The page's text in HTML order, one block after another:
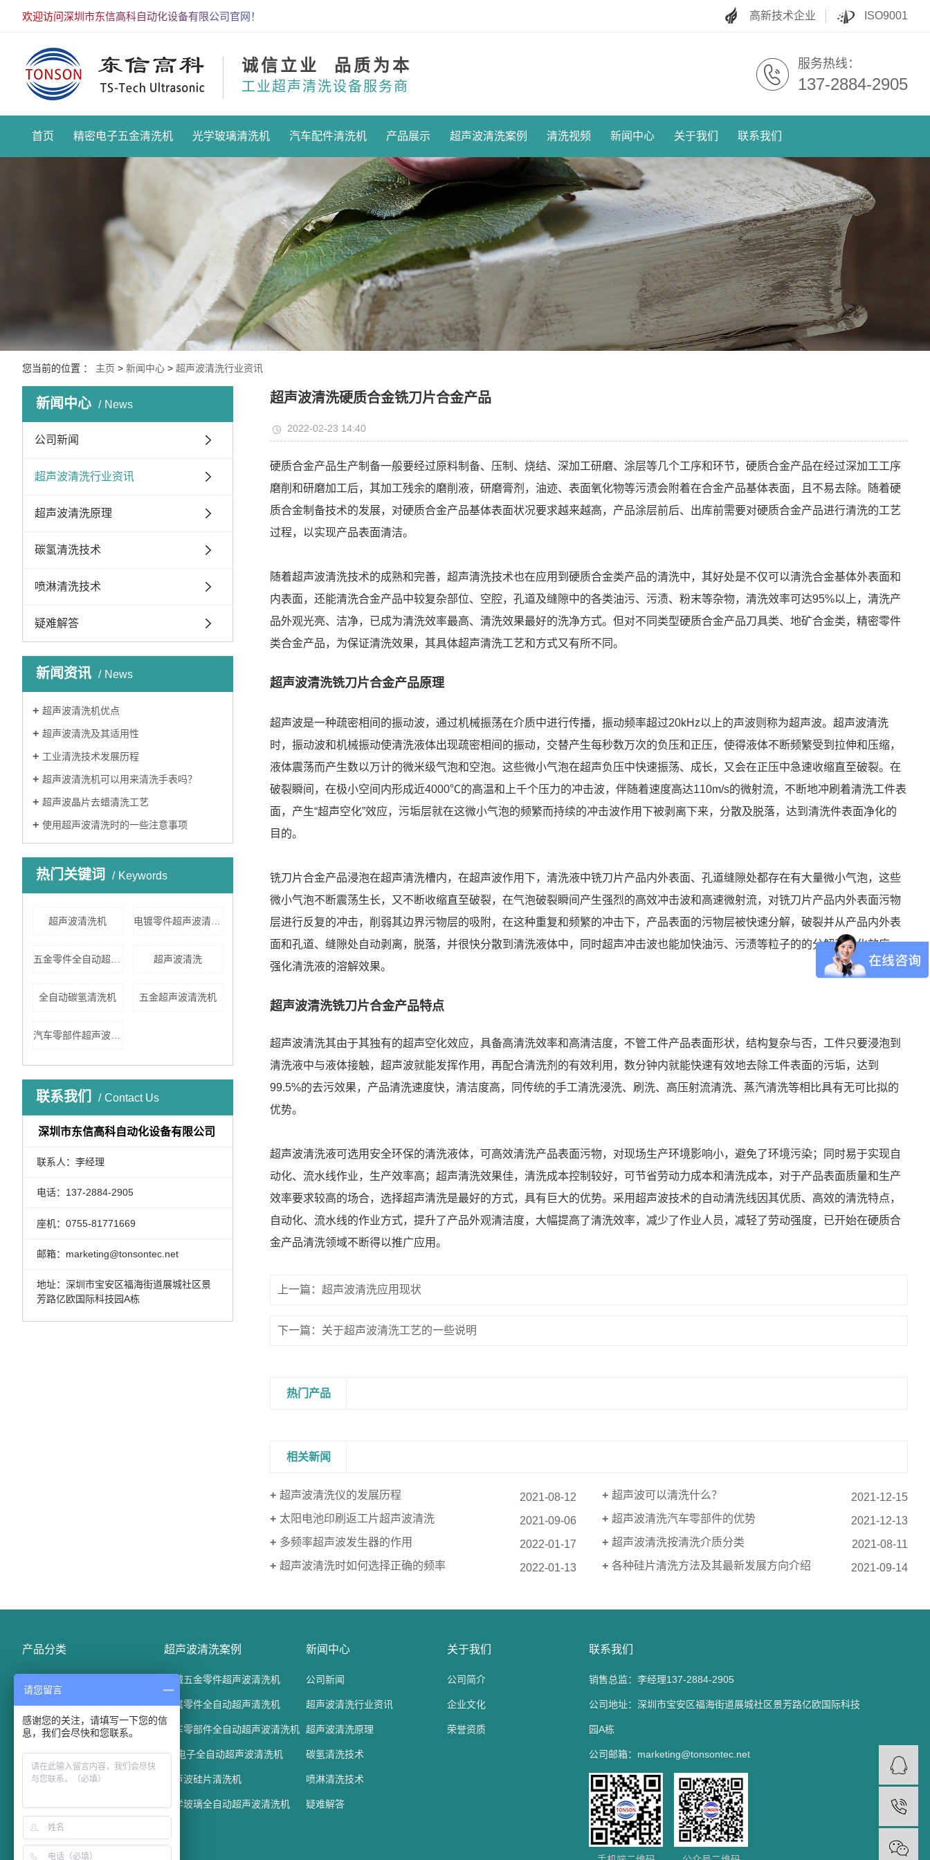
欢迎访问深圳市东信高科自动化设备有限公司官网！ 高新技术企业 ISO9001
诚信立业 品质为本
工业超声清洗设备服务商
服务热线：
137-2884-2905
首页 精密电子五金清洗机 光学玻璃清洗机 汽车配件清洗机 产品展示 超声波清洗案例 清洗视频 新闻中心 关于我们 联系我们
您当前的位置 ： 主页 > 新闻中心 > 超声波清洗行业资讯
新闻中心 News
公司新闻
超声波清洗行业资讯
超声波清洗原理
碳氢清洗技术
喷淋清洗技术
疑难解答
新闻资讯 News
超声波清洗机优点
超声波清洗及其适用性
工业清洗技术发展历程
超声波清洗机可以用来清洗手表吗？
超声波晶片去蜡清洗工艺
使用超声波清洗时的一些注意事项
热门关键词 Keywords
超声波清洗机 电镀零件超声波清洗机
超声波清洗
全自动碳氢清洗机 五金超声波清洗机
联系我们 Contact Us
深圳市东信高科自动化设备有限公司
联系人：李经理
电话：137-2884-2905
座机：0755-81771669
邮箱：marketing@tonsontec.net
地址：深圳市宝安区福海街道展城社区景
芳路亿欧国际科技园A栋
超声波清洗硬质合金铣刀片合金产品
2022-02-23 14:40
硬质合金产品生产制备一般要经过原料制备、压制、烧结、深加工研磨、涂层等几个工序和环节，硬质合金产品在经过深加工工序
磨削和研磨加工后，其加工残余的磨削液，研磨膏剂，油迹、表面氧化物等污渍会附着在合金产品基体表面，且不易去除。随着硬
质合金制备技术的发展，对硬质合金产品基体表面状况要求越来越高，产品涂层前后、出库前需要对硬质合金产品进行清洗的工艺
过程，以实现产品表面清洁。
随着超声波清洗技术的成熟和完善，超声清洗技术也在应用到硬质合金类产品的清洗中，其好处是不仅可以清洗合金基体外表面和
内表面，还能清洗合金产品中较复杂部位、空腔，孔道及缝隙中的各类油污、污渍、粉末等杂物，清洗效率可达95%以上，清洗产
品外观光亮、洁净，已成为清洗效率最高、清洗效果最好的洗净方式。但对不同类型硬质合金产品刀具类、地矿合金类，精密零件
类合金产品，为保证清洗效果，其具体超声清洗工艺和方式又有所不同。
超声波清洗铣刀片合金产品原理
超声波是一种疏密相间的振动波，通过机械振荡在介质中进行传播，振动频率超过20kHz以上的声波则称为超声波。超声波清洗
时，振动波和机械振动使清洗液体出现疏密相间的振动，交替产生每秒数万次的负压和正压，使得液体不断频繁受到拉伸和压缩，
液体震荡而产生数以万计的微米级气泡和空泡。这些微小气泡在超声负压中快速振荡、成长，又会在正压中急速收缩直至破裂。在
破裂瞬间，在极小空间内形成近4000℃的高温和上千个压力的冲击波，伴随着速度高达110m/s的微射流，不断地冲刷着清洗工件表
面，产生“超声空化”效应，污垢层就在这微小气泡的频繁而持续的冲击波作用下被剥离下来，分散及脱落，达到清洗件表面净化的
目的。
铣刀片合金产品浸泡在超声清洗槽内，在超声波作用下，清洗液中铣刀片产品内外表面、孔道缝隙处都存在有大量微小气泡，这些
微小气泡不断震荡生长，又不断收缩直至破裂，在气泡破裂瞬间产生强烈的高效冲击波和高速微射流，对铣刀片产品内外表面污物
层进行反复的冲击，削弱其边界污物层的吸附，在这种重复和频繁的冲击下，产品表面的污物层被快速分解，破裂并从产品内外表
面和孔道、缝隙处自动剥离，脱落，并很快分散到清洗液体中，同时超声冲击波也能加快油污、污渍等粒子的的分解和乳化效应，
强化清洗液的溶解效果。
超声波清洗铣刀片合金产品特点
超声波清洗其由于其独有的超声空化效应，具备高清洗效率和高清洁度，不管工件产品表面形状，结构复杂与否，工件只要浸泡到
清洗液中与液体接触，超声波就能发挥作用，再配合清洗剂的有效利用，数分钟内就能快速有效地去除工件表面的污垢，达到
99.5%的去污效果，产品清洗速度快，清洁度高，同传统的手工清洗浸洗、刷洗、高压射流清洗、蒸汽清洗等相比具有无可比拟的
优势。
超声波清洗液可选用安全环保的清洗液体，可高效清洗产品表面污物，对现场生产环境影响小，避免了环境污染；同时易于实现自
动化、流水线作业，生产效率高；超声清洗效果佳，清洗成本控制较好，可节省劳动力成本和清洗成本，对于产品表面质量和生产
效率要求较高的场合，选择超声清洗是最好的方式，具有巨大的优势。采用超声波技术的自动清洗线因其优质、高效的清洗特点，
自动化、流水线的作业方式，提升了产品外观清洁度，大幅提高了清洗效率，减少了作业人员，减轻了劳动强度，已开始在硬质合
金产品清洗领域不断得以推广应用。
上一篇：超声波清洗应用现状
下一篇：关于超声波清洗工艺的一些说明
热门产品
相关新闻
超声波清洗仪的发展历程 2021-08-12 超声波可以清洗什么？
2021-12-15
太阳电池印刷返工片超声波清洗
2021-09-06 超声波清洗汽车零部件的优势
2021-12-13
多频率超声波发生器的作用
2022-01-17 超声波清洗按清洗介质分类
2021-08-11
超声波清洗时如何选择正确的频率
2022-01-13 各种硅片清洗方法及其最新发展方向介绍 2021-09-14
产品分类
光学玻璃清洗机
汽车配件清洗机
通过式超声波清洗机
平板清洗机
槽式超声波清洗机
超声波清洗案例
机械五金零件超声波清洗机
金属零件全自动超声清洗机
汽车零部件全自动超声波清洗机
3C电子全自动超声波清洗机
兆声波硅片清洗机
光学玻璃全自动超声波清洗机
新闻中心
公司新闻
超声波清洗行业资讯
超声波清洗原理
碳氢清洗技术
喷淋清洗技术
疑难解答
关于我们
公司简介
企业文化
荣誉资质
联系我们
销售总监：李经理137-2884-2905
公司地址：深圳市宝安区福海街道展城社区景芳路亿欧国际科技
园A栋
公司邮箱：marketing@tonsontec.net
请您留言
感谢您的关注，请填写一下您的信
息，我们会尽快和您联系。